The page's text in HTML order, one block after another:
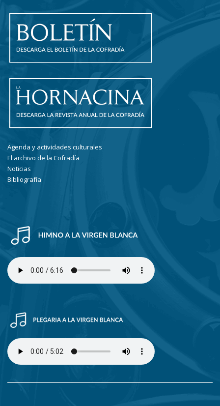
Agenda y actividades culturales
El archivo de la Cofradía
Noticias
Bibliografía